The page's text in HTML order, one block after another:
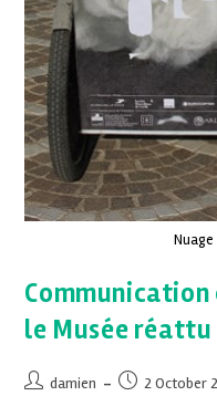
le Musée réattu
damien
2 October